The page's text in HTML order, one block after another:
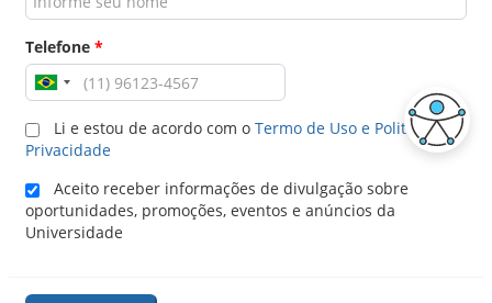
Telefone *
Li e estou de acordo com o Termo de Uso e Politica de
Privacidade
Aceito receber informações de divulgação sobre
oportunidades, promoções, eventos e anúncios da
Universidade